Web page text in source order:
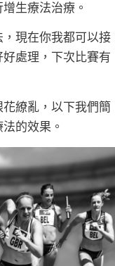
生療法治療。
現在你我都可以接
處理，下次比賽有
繚亂，以下我們簡
的效果。